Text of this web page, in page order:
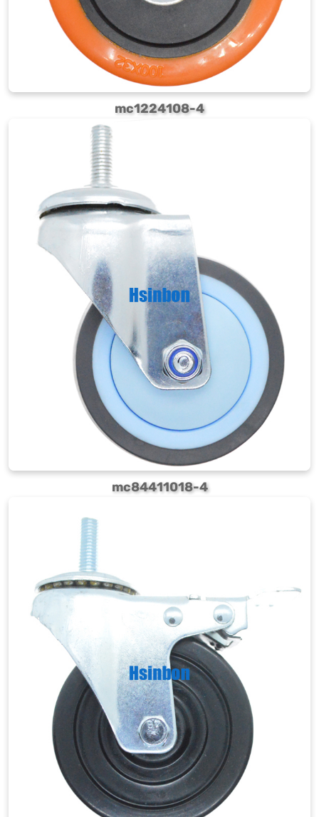
mc1224108-4
mc84411018-4